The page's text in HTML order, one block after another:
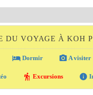
DU VOYAGE À KOH
local_hotel Dormir photo_camera A visiter
hiking Excursions info